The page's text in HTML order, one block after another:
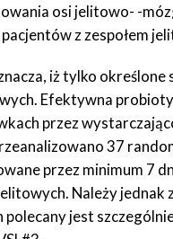
osi jelitowo- -
z zespołem
iż tylko
Efektywna
przez
37
przez minimum 7
Należy jednak
jest